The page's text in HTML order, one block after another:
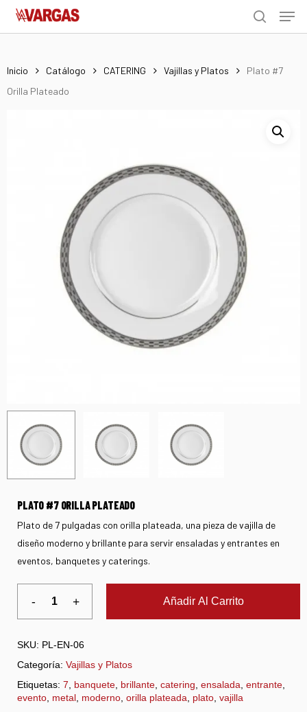
Skip
search
Menu
Inicio Catálogo CATERING Vajillas y Platos
Plato #7
Orilla Plateado
PLATO #7 ORILLA PLATEADO
Plato de 7 pulgadas con orilla plateada, una pieza de vajilla de
diseño moderno y brillante para servir ensaladas y entrantes en
eventos, banquetes y caterings.
Añadir Al Carrito
SKU: PL-EN-06
Categoría: Vajillas y Platos
Etiquetas: 7 banquete brillante catering ensalada entrante
evento metal moderno orilla plateada plato vajilla